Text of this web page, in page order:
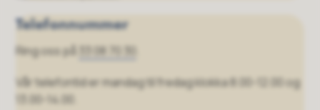
Telefonnummer
Ring oss på 33 08 70 30
Vår telefontid er mandag til fredag klokka 8.00-12.00 og
13.00-14.00.